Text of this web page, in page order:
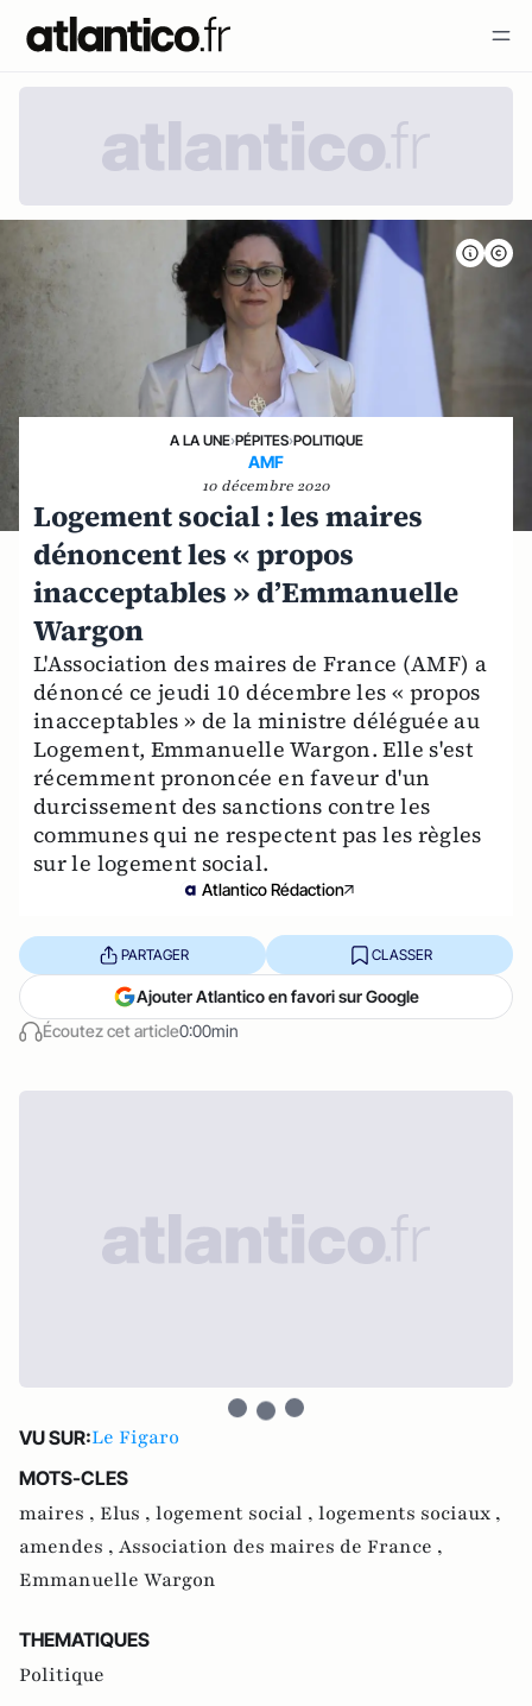
A LA UNE›PÉPITES›POLITIQUE
AMF
10 décembre 2020
Logement social : les maires
dénoncent les « propos
inacceptables » d’Emmanuelle
Wargon
L'Association des maires de France (AMF) a
dénoncé ce jeudi 10 décembre les « propos
inacceptables » de la ministre déléguée au
Logement, Emmanuelle Wargon. Elle s'est
récemment prononcée en faveur d'un
durcissement des sanctions contre les
communes qui ne respectent pas les règles
sur le logement social.
Atlantico Rédaction
Écoutez cet article0:00min
PARTAGER CLASSER
Ajouter Atlantico en favori sur Google
VU SUR:Le Figaro
MOTS-CLES
maires , Elus , logement social , logements sociaux ,
amendes , Association des maires de France ,
Emmanuelle Wargon
THEMATIQUES
Politique